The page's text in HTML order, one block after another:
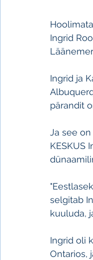
Ingrid
Ingrid ja
pärandit
Ja see
KESKUS
selgitab
kuuluda,
Ingrid oli
Ontarios,